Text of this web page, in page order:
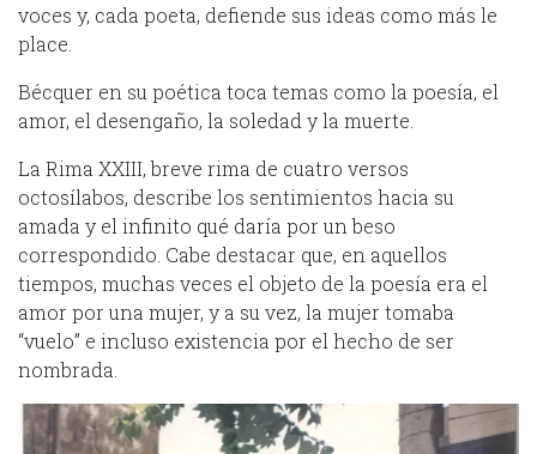
voces y, cada poeta, defiende sus ideas como más le
place.
Bécquer en su poética toca temas como la poesía, el
amor, el desengaño, la soledad y la muerte.
La Rima XXIII, breve rima de cuatro versos
octosílabos, describe los sentimientos hacia su
amada y el infinito qué daría por un beso
correspondido. Cabe destacar que, en aquellos
tiempos, muchas veces el objeto de la poesía era el
amor por una mujer, y a su vez, la mujer tomaba
“vuelo” e incluso existencia por el hecho de ser
nombrada.